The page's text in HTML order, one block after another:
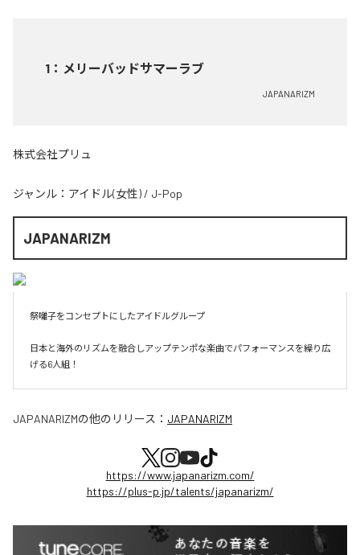
1 ： メリーバッドサマーラブ
JAPANARIZM
株式会社プリュ
ジャンル： アイドル(女性) / J-Pop
JAPANARIZM
祭囃子をコンセプトにしたアイドルグループ
日本と海外のリズムを融合しアップテンポな楽曲でパフォーマンスを繰り広
げる6人組！
JAPANARIZMの他のリリース： JAPANARIZM
https://www.japanarizm.com/
https://plus-p.jp/talents/japanarizm/